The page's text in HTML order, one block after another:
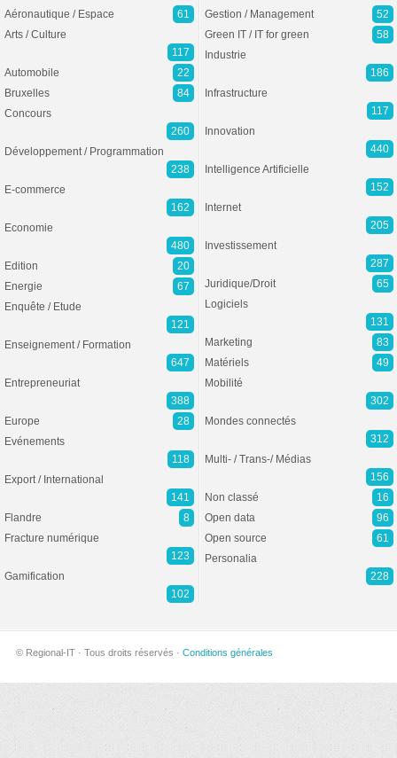
Aéronautique / Espace
61
Arts / Culture
117
Automobile
22
Bruxelles
84
Concours
260
Développement / Programmation
238
E-commerce
162
Economie
480
Edition
20
Energie
67
Enquête / Etude
121
Enseignement / Formation
647
Entrepreneuriat
388
Europe
28
Evénements
118
Export / International
141
Flandre
8
Fracture numérique
123
Gamification
102
Gestion / Management
52
Green IT / IT for green
58
Industrie
186
Infrastructure
117
Innovation
440
Intelligence Artificielle
152
Internet
205
Investissement
287
Juridique/Droit
65
Logiciels
131
Marketing
83
Matériels
49
Mobilité
302
Mondes connectés
312
Multi- / Trans-/ Médias
156
Non classé
16
Open data
96
Open source
61
Personalia
228
© Regional-IT · Tous droits réservés · Conditions générales